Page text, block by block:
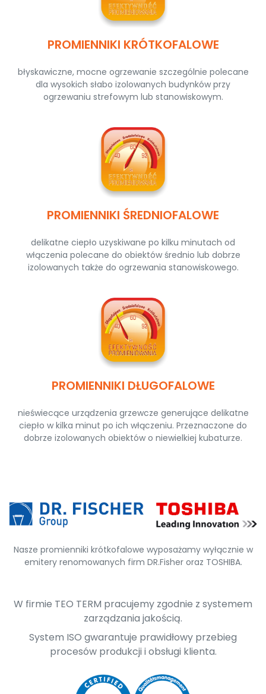
PROMIENNIKI KRÓTKOFALOWE
błyskawiczne, mocne ogrzewanie szczególnie polecane
dla wysokich słabo izolowanych budynków przy
ogrzewaniu strefowym lub stanowiskowym.
PROMIENNIKI ŚREDNIOFALOWE
delikatne ciepło uzyskiwane po kilku minutach od
włączenia polecane do obiektów średnio lub dobrze
izolowanych także do ogrzewania stanowiskowego.
PROMIENNIKI DŁUGOFALOWE
nieświecące urządzenia grzewcze generujące delikatne
ciepło w kilka minut po ich włączeniu. Przeznaczone do
dobrze izolowanych obiektów o niewielkiej kubaturze.
Nasze promienniki krótkofalowe wyposażamy wyłącznie w
emitery renomowanych firm DR.Fisher oraz TOSHIBA.
W firmie TEO TERM pracujemy zgodnie z systemem
zarządzania jakością.
System ISO gwarantuje prawidłowy przebieg
procesów produkcji i obsługi klienta.